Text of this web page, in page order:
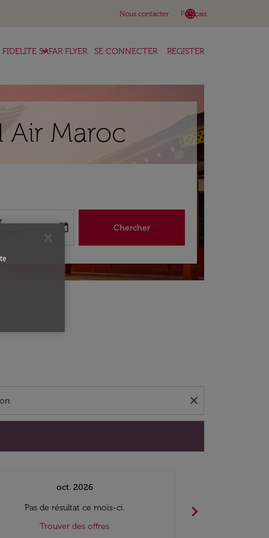
Nous contacter language
Français
keyboard_arrow_down
FIDELITE SAFAR FLYER
keyboard_arrow_down SE CONNECTER REGISTER
Air Maroc
return-date-aria-label
today Chercher
close
oct. 2026
Pas de résultat ce mois-ci.
Trouver des offres
chevron_right